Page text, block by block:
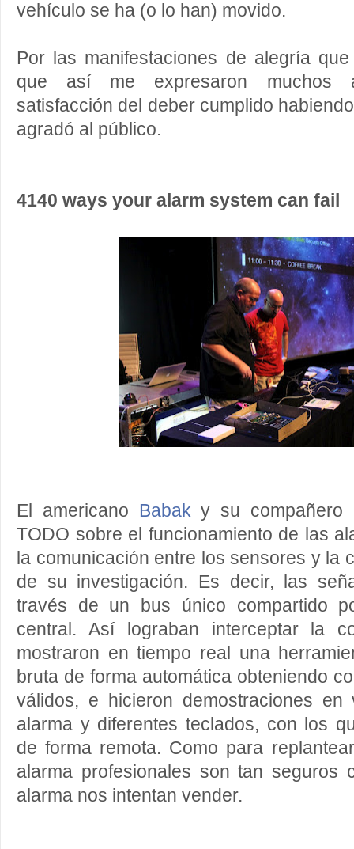
vehículo se ha (o lo han) movido.
Por las manifestaciones de alegría
que así me expresaron muchos
satisfacción del deber cumplido
agradó al público.
4140 ways your alarm system can fail
El americano Babaky su compañero
TODO sobre el funcionamiento de las
la comunicación entre los sensores y la
de su investigación. Es decir, las
través de un bus único compartido
central. Así lograban interceptar la
mostraron en tiempo real una
bruta de forma automática obteniendo
válidos, e hicieron demostraciones
alarma y diferentes teclados, con los
de forma remota. Como para
alarma profesionales son tan seguros
alarma nos intentan vender.